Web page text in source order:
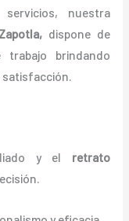
nuestra
dispone de
brindando
satisfacción.
y el retrato